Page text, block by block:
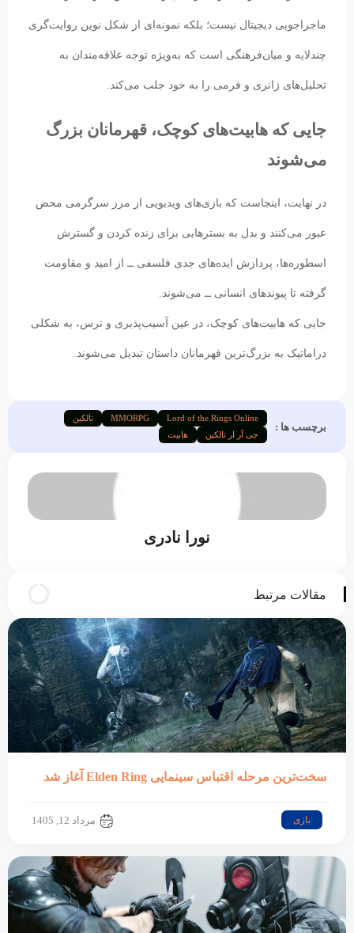
ماجراجویی دیجیتال نیست؛ بلکه نمونه‌ای از شکل نوین روایت‌گری
چندلایه و میان‌فرهنگی است که به‌ویژه توجه علاقه‌مندان به
تحلیل‌های ژانری و فرمی را به خود جلب می‌کند.
جایی که هابیت‌های کوچک، قهرمانان بزرگ
می‌شوند
در نهایت، اینجاست که بازی‌های ویدیویی از مرز سرگرمی محض
عبور می‌کنند و بدل به بسترهایی برای زنده کردن و گسترش
اسطوره‌ها، پردازش ایده‌های جدی فلسفی ــ از امید و مقاومت
گرفته تا پیوندهای انسانی ــ می‌شوند.
جایی که هابیت‌های کوچک، در عین آسیب‌پذیری و ترس، به شکلی
دراماتیک به بزرگ‌ترین قهرمانان داستان تبدیل می‌شوند.
برچسب ها :
Lord of the Rings Online
MMORPG
تالکین
جی آر ار تالکین
هابیت
نورا نادری
مقالات مرتبط
سخت‌ترین مرحله اقتباس سینمایی Elden Ring آغاز شد
بازی مرداد 12, 1405